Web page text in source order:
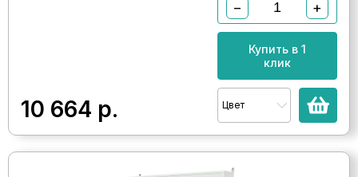
10 664 р.
− +
Купить в 1
клик
Цвет